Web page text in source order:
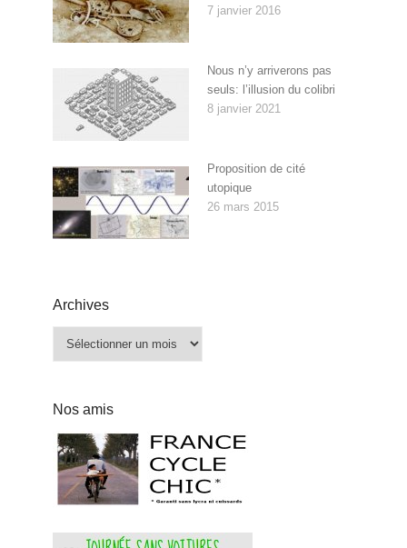
7 janvier 2016
Nous n’y arriverons pas
seuls: l’illusion du colibri
8 janvier 2021
Proposition de cité
utopique
26 mars 2015
Archives
Archives
Nos amis